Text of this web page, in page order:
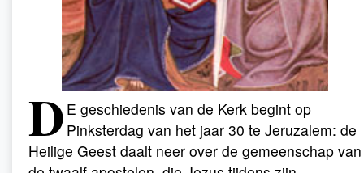
D E geschiedenis van de Kerk begint op
Pinksterdag van het jaar 30 te Jeruzalem: de
Heilige Geest daalt neer over de gemeenschap van